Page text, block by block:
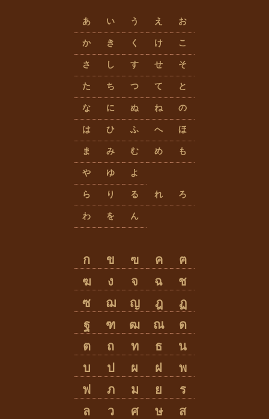
あ い う え お
か き く け こ
さ し す せ そ
た ち つ て と
な に ぬ ね の
は ひ ふ へ ほ
ま み む め も
や ゆ よ
ら り る れ ろ
わ を ん
ก ข ฃ ค
ฅ
ฆ
ง จ ฉ
ช
ซ
ฌ ญ ฎ
ฏ
ฐ
ฑ ฒ ณ
ด
ต
ถ ท ธ
น
บ
ป ผ ฝ
พ
ฟ
ภ ม ย
ร
ล
ว ศ ษ ส